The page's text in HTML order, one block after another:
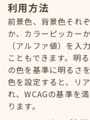
利用方法
前景色、背景色それ
か、カラーピッカー
（アルファ値）を入
こともできます。明
の色を基準に明るさ
色を設定すると、リ
れ、WCAGの基準を
ります。